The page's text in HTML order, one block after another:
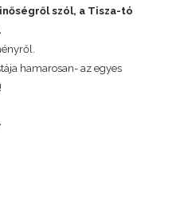
szól, a Tisza-tó
hamarosan- az egyes